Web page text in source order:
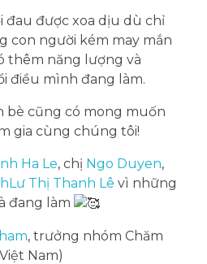
đau được xoa dịu dù chỉ
con người kém may mắn
thêm năng lượng và
điều mình đang làm.
bè cũng có mong muốn
gia cùng chúng tôi!
Ha Le, chị Ngo Duyen,
Lư Thị Thanh Lê vì những
đang làm
, trưởng nhóm Chăm
Nam)